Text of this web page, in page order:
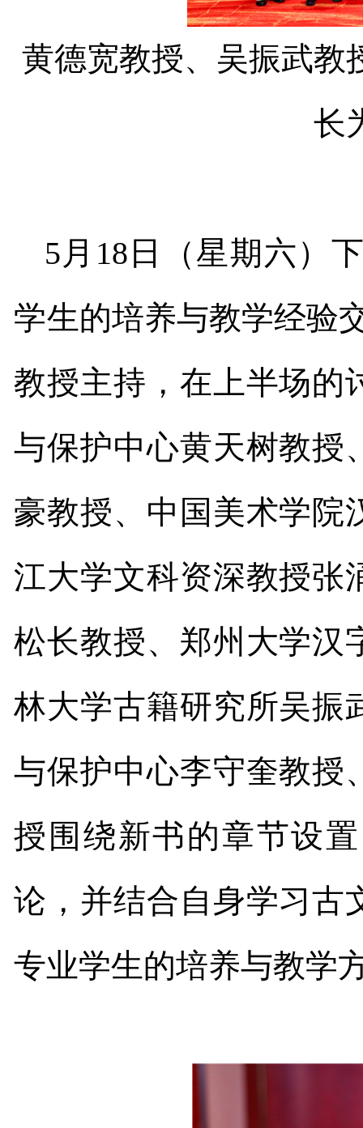
黄德宽教授、吴振武教
长
5月 18 日（星期六）
学生的培养与教学经验
教授主持，在上半场的
与保护中心黄天树教授
豪教授、中国美术学院
江大学文科资深教授张
松长教授、郑州大学汉
林大学古籍研究所吴振
与保护中心李守奎教授
授围绕新书的章节设
论，并结合自身学习古
专业学生的培养与教学